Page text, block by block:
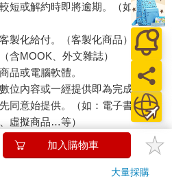
短或解約時即將逾期。（如：生
製化給付。（客製化商品）
含MOOK、外文雜誌）
品或電腦軟體。
位內容或一經提供即為完成之線
同意始提供。（如：電子書、電
虛擬商品…等）
。（如：內衣褲、刮鬍刀、除毛
到貨7天的猶豫期（含例假
加入購物車
大量採購